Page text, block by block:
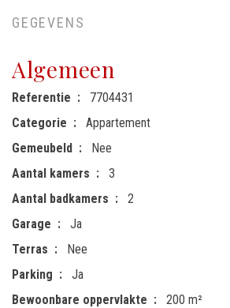
GEGEVENS
Algemeen
Referentie
7704431
Categorie
Appartement
Gemeubeld
Nee
Aantal kamers
3
Aantal badkamers
2
Garage
Ja
Terras
Nee
Parking
Ja
Bewoonbare oppervlakte
200 m²